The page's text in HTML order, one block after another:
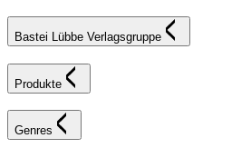
Bastei Lübbe Verlagsgruppe
Produkte
Genres